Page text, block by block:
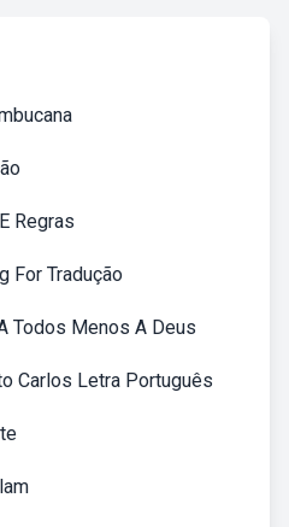
Regras
For Tradução
Todos Menos A Deus
Carlos Letra Português